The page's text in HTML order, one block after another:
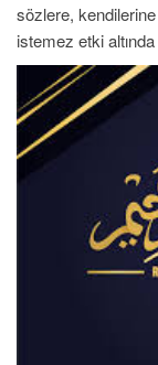
sözlere,
istemez etki